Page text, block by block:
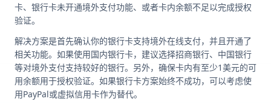
卡、银行卡未开通境外支付功能、或者卡内余额不足以完成授权
验证。
解决方案是首先确认你的银行卡支持境外在线支付，并且开通了
相关功能。如果使用国内银行卡，建议选择招商银行、中国银行
等对境外支付支持较好的银行。另外，确保卡内有至少1美元的可
用余额用于授权验证。如果银行卡方案始终不成功，可以考虑使
用PayPal或虚拟信用卡作为替代。